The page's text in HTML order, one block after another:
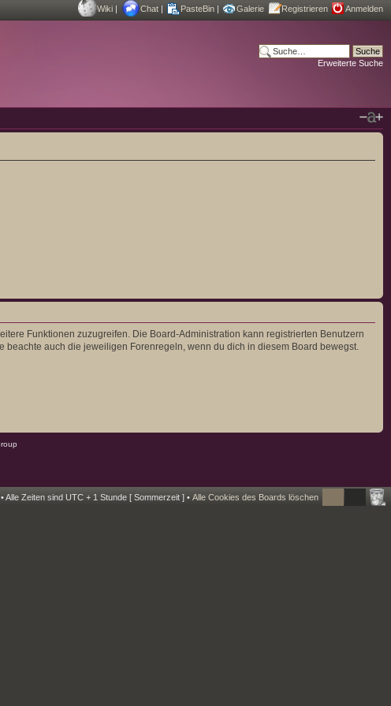
Wiki | Chat | PasteBin | Galerie Registrieren Anmelden
Erweiterte Suche
Funktionen zuzugreifen. Die Board-Administration kann registrierten Benutzern
auch die jeweiligen Forenregeln, wenn du dich in diesem Board bewegst.
• Alle Zeiten sind UTC + 1 Stunde [ Sommerzeit ] • Alle Cookies des Boards löschen